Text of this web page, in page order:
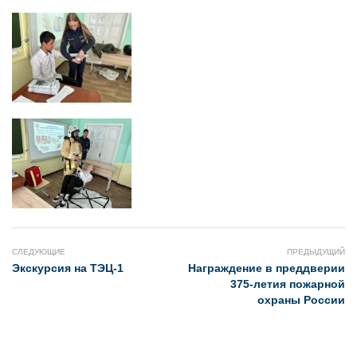
СЛЕДУЮЩИЕ
Экскурсия на ТЭЦ-1
ПРЕДЫДУЩИЙ
Награждение в преддверии
375-летия пожарной
охраны России